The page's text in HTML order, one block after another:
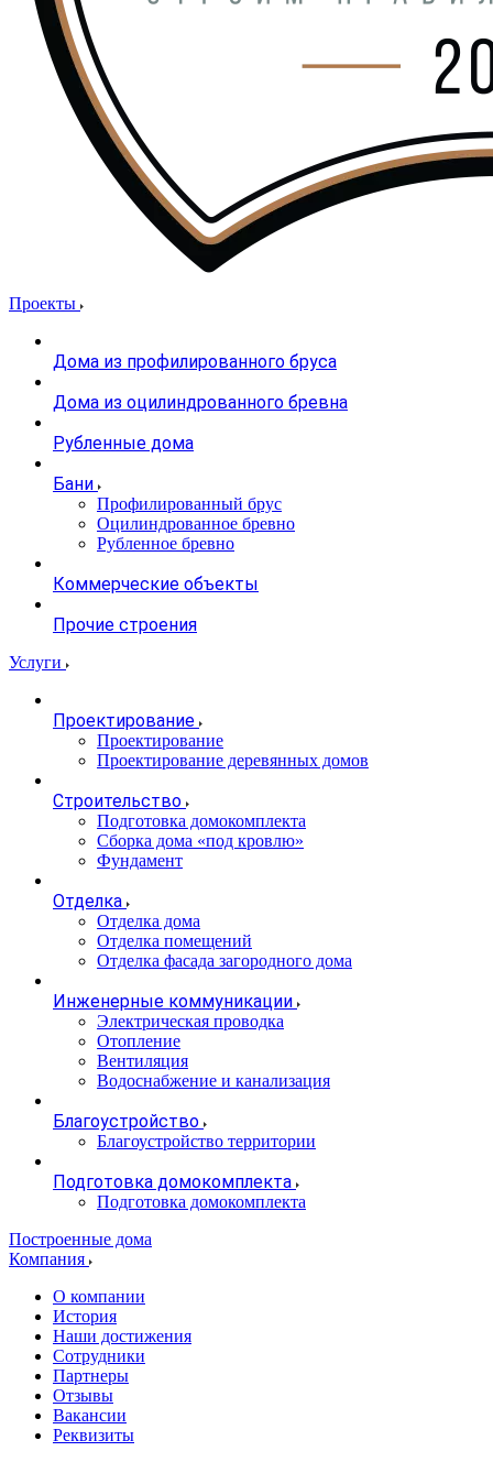
Проекты
Дома из профилированного бруса
Дома из оцилиндрованного бревна
Рубленные дома
Бани
Профилированный брус
Оцилиндрованное бревно
Рубленное бревно
Коммерческие объекты
Прочие строения
Услуги
Проектирование
Проектирование
Проектирование деревянных домов
Строительство
Подготовка домокомплекта
Сборка дома «под кровлю»
Фундамент
Отделка
Отделка дома
Отделка помещений
Отделка фасада загородного дома
Инженерные коммуникации
Электрическая проводка
Отопление
Вентиляция
Водоснабжение и канализация
Благоустройство
Благоустройство территории
Подготовка домокомплекта
Подготовка домокомплекта
Построенные дома
Компания
О компании
История
Наши достижения
Сотрудники
Партнеры
Отзывы
Вакансии
Реквизиты